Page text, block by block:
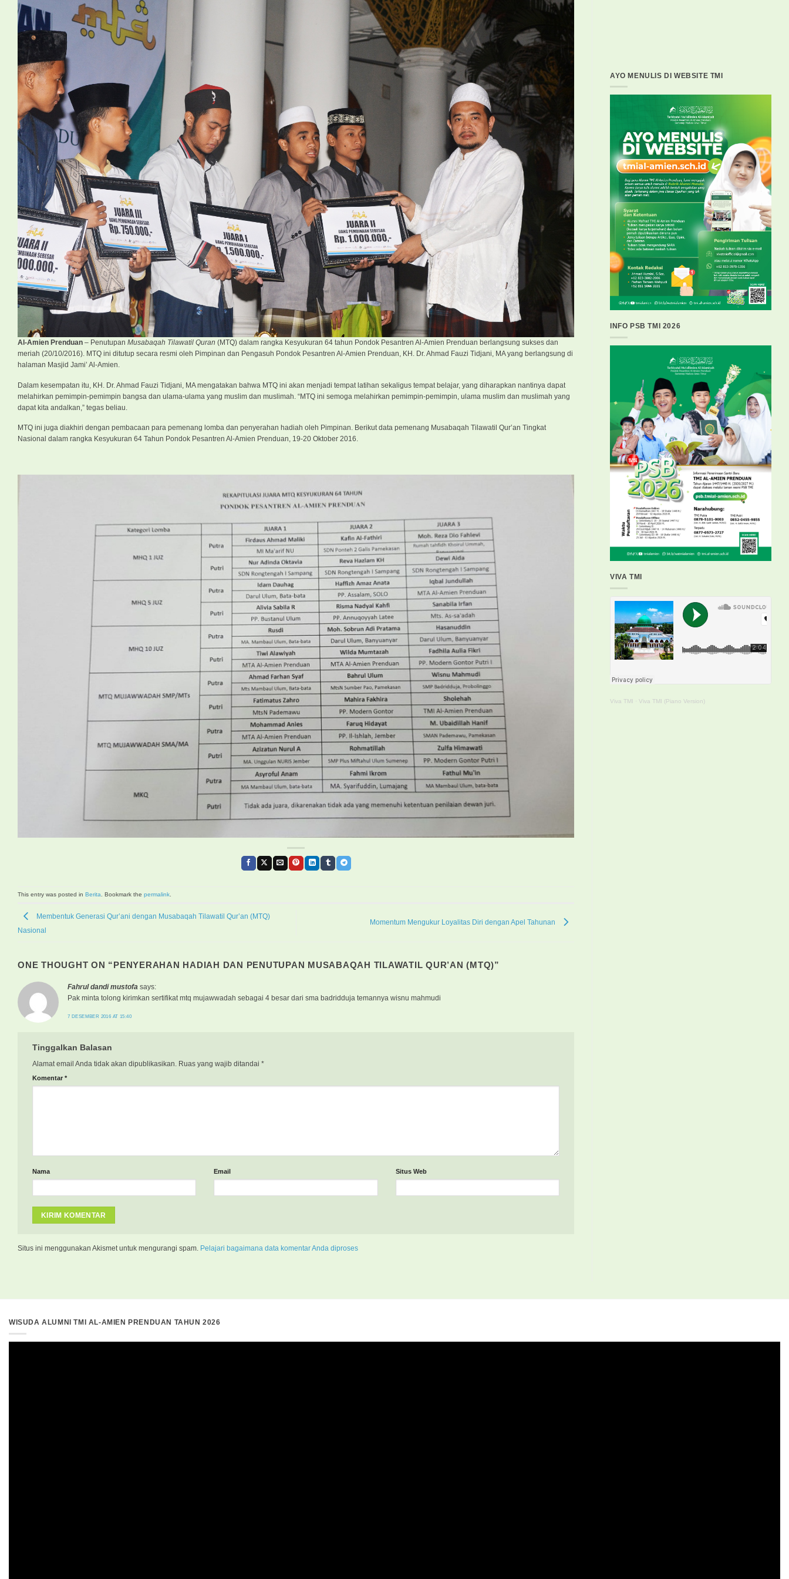
Al-Amien Prenduan – Penutupan Musabaqah Tilawatil Quran (MTQ) dalam rangka Kesyukuran 64 tahun Pondok Pesantren Al-Amien Prenduan berlangsung sukses dan
meriah (20/10/2016). MTQ ini ditutup secara resmi oleh Pimpinan dan Pengasuh Pondok Pesantren Al-Amien Prenduan, KH. Dr. Ahmad Fauzi Tidjani, MA yang berlangsung di
halaman Masjid Jami’ Al-Amien.
Dalam kesempatan itu, KH. Dr. Ahmad Fauzi Tidjani, MA mengatakan bahwa MTQ ini akan menjadi tempat latihan sekaligus tempat belajar, yang diharapkan nantinya dapat
melahirkan pemimpin-pemimpin bangsa dan ulama-ulama yang muslim dan muslimah. “MTQ ini semoga melahirkan pemimpin-pemimpin, ulama muslim dan muslimah yang
dapat kita andalkan,” tegas beliau.
MTQ ini juga diakhiri dengan pembacaan para pemenang lomba dan penyerahan hadiah oleh Pimpinan. Berikut data pemenang Musabaqah Tilawatil Qur’an Tingkat
Nasional dalam rangka Kesyukuran 64 Tahun Pondok Pesantren Al-Amien Prenduan, 19-20 Oktober 2016.
This entry was posted in Berita. Bookmark the permalink.
Membentuk Generasi Qur’ani dengan Musabaqah Tilawatil Qur’an (MTQ)
Nasional
Momentum Mengukur Loyalitas Diri dengan Apel Tahunan
ONE THOUGHT ON “PENYERAHAN HADIAH DAN PENUTUPAN MUSABAQAH TILAWATIL QUR’AN (MTQ)”
Fahrul dandi mustofa says:
Pak minta tolong kirimkan sertifikat mtq mujawwadah sebagai 4 besar dari sma badridduja temannya wisnu mahmudi
7 DESEMBER 2016 AT 15:40
Tinggalkan Balasan
Alamat email Anda tidak akan dipublikasikan. Ruas yang wajib ditandai *
Komentar *
Nama Email Situs Web
Situs ini menggunakan Akismet untuk mengurangi spam. Pelajari bagaimana data komentar Anda diproses
AYO MENULIS DI WEBSITE TMI
INFO PSB TMI 2026
VIVA TMI
Viva TMI · Viva TMI (Piano Version)
WISUDA ALUMNI TMI AL-AMIEN PRENDUAN TAHUN 2026